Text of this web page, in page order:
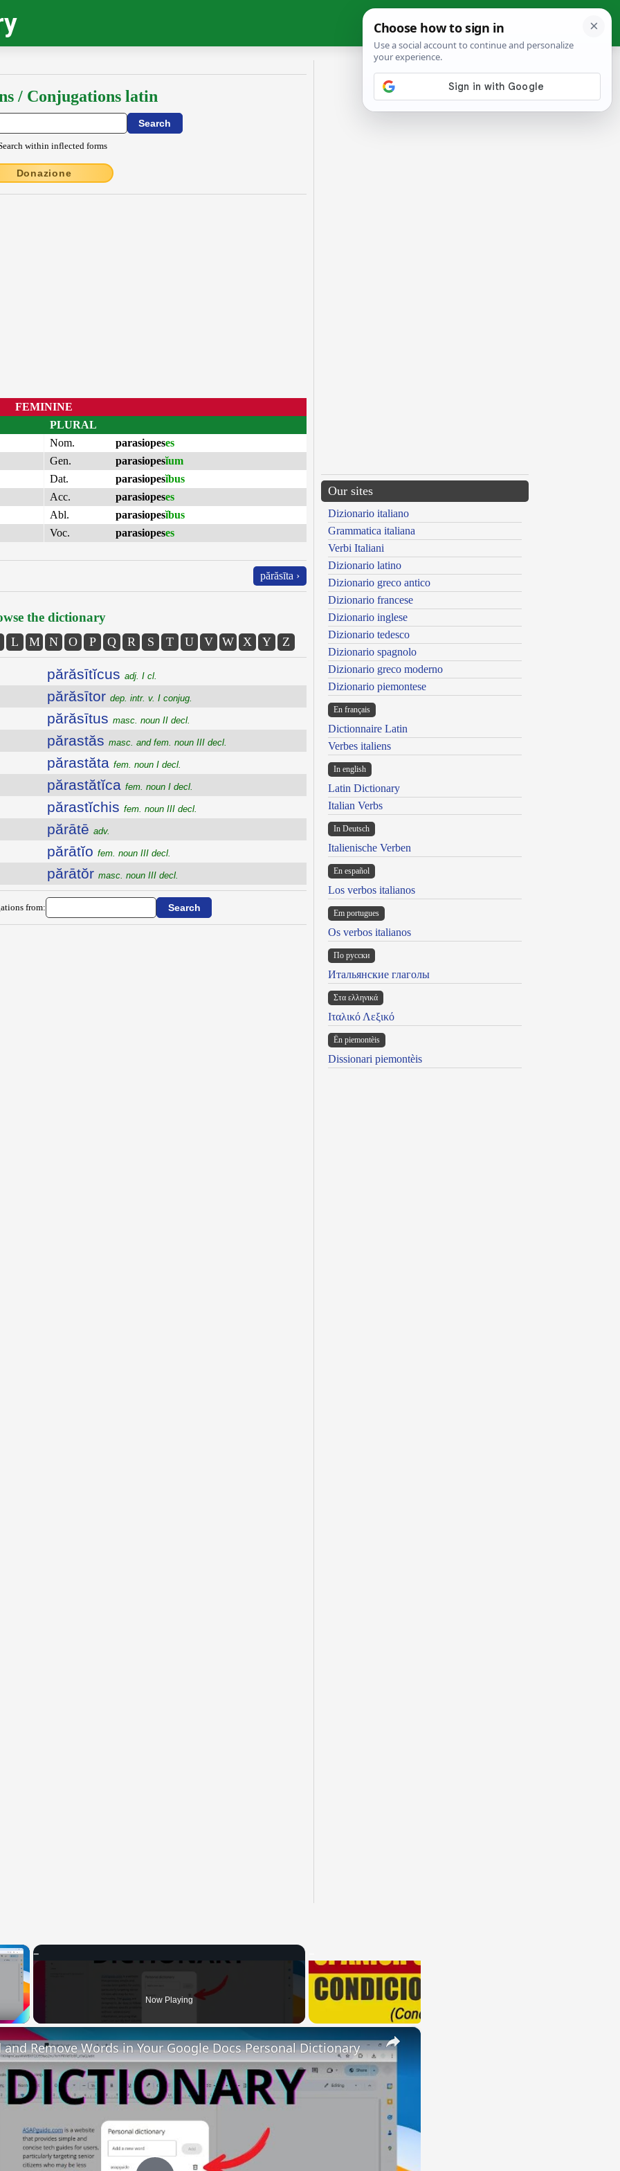
/ Conjugations latin
within inflected forms
Donazione
FEMININE
PLURAL
Nom.
parasiopeses
Gen.
parasiopesĭum
Dat.
parasiopesĭbus
Acc.
parasiopeses
Abl.
parasiopesĭbus
Voc.
parasiopeses
părăsīta ›
the dictionary
L M N O P Q R S T U V W X Y Z
părăsītĭcus adj. I cl.
părăsītor dep. intr. v. I conjug.
părăsītus masc. noun II decl.
părastăs masc. and fem. noun III decl.
părastăta fem. noun I decl.
părastătĭca fem. noun I decl.
părastĭchis fem. noun III decl.
părātē adv.
părātĭo fem. noun III decl.
părātŏr masc. noun III decl.
from:
Our sites
Dizionario italiano
Grammatica italiana
Verbi Italiani
Dizionario latino
Dizionario greco antico
Dizionario francese
Dizionario inglese
Dizionario tedesco
Dizionario spagnolo
Dizionario greco moderno
Dizionario piemontese
En français
Dictionnaire Latin
Verbes italiens
In english
Latin Dictionary
Italian Verbs
In Deutsch
Italienische Verben
En español
Los verbos italianos
Em portugues
Os verbos italianos
По русски
Итальянские глаголы
Στα ελληνικά
Ιταλικό Λεξικό
Ën piemontèis
Dissionari piemontèis
×
Now Playing
×
Remove Words in Your Google Docs Personal Dictionary